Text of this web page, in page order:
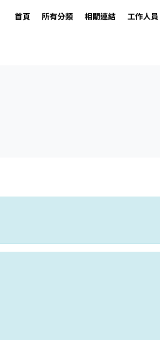
首頁 所有分類 相關連結 工作人員